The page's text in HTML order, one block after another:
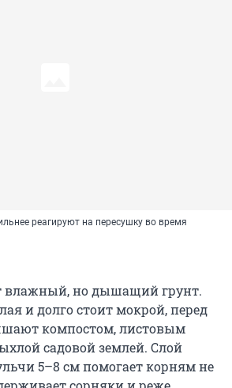
реагируют на пересушку во время
влажный, но дышащий грунт.
и долго стоит мокрой, перед
компостом, листовым
садовой землей. Слой
5–8 см помогает корням не